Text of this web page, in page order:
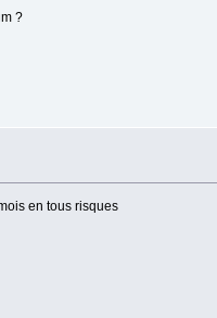
?
en tous risques